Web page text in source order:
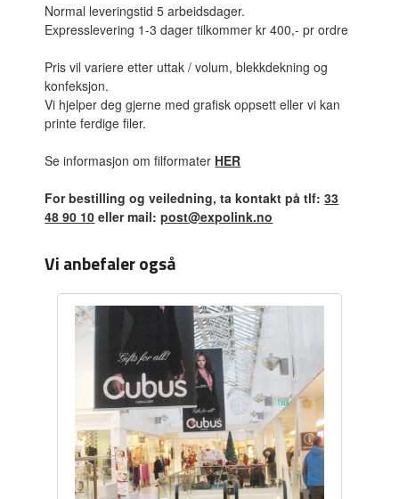
Normal leveringstid 5 arbeidsdager.
Expresslevering 1-3 dager tilkommer kr 400,- pr ordre
Pris vil variere etter uttak / volum, blekkdekning og
konfeksjon.
Vi hjelper deg gjerne med grafisk oppsett eller vi kan
printe ferdige filer.
Se informasjon om filformater HER
For bestilling og veiledning, ta kontakt på tlf:33
48 90 10 eller mail:post@expolink.no
Vi anbefaler også